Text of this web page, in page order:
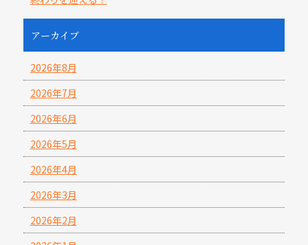
アーカイブ
2026年8月
2026年7月
2026年6月
2026年5月
2026年4月
2026年3月
2026年2月